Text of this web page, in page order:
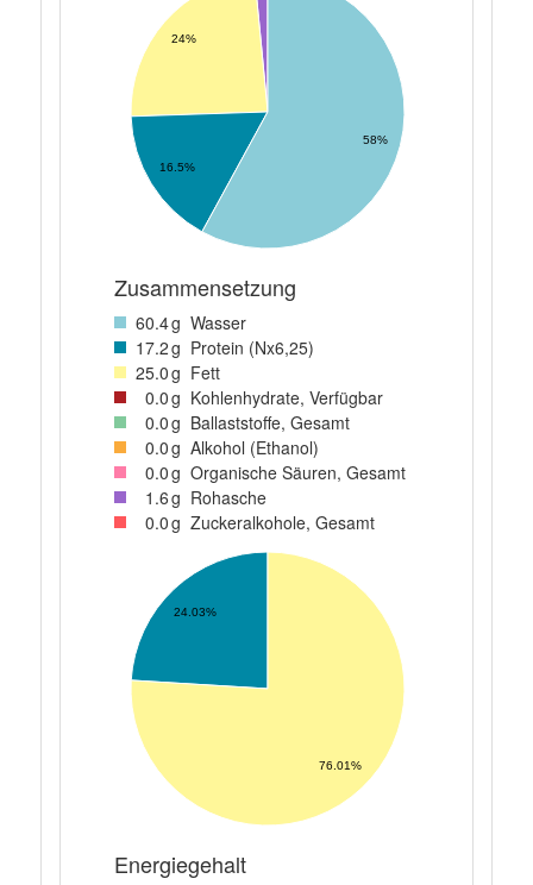
24%
16.5%
58%
Zusammensetzung
60.4g Wasser
17.2g Protein (Nx6,25)
25.0g Fett
0.0g Kohlenhydrate, Verfügbar
0.0g Ballaststoffe, Gesamt
0.0g Alkohol (Ethanol)
0.0g Organische Säuren, Gesamt
1 .6g Rohasche
0.0g Zuckeralkohole, Gesamt
24.03%
76.01%
Energiegehalt